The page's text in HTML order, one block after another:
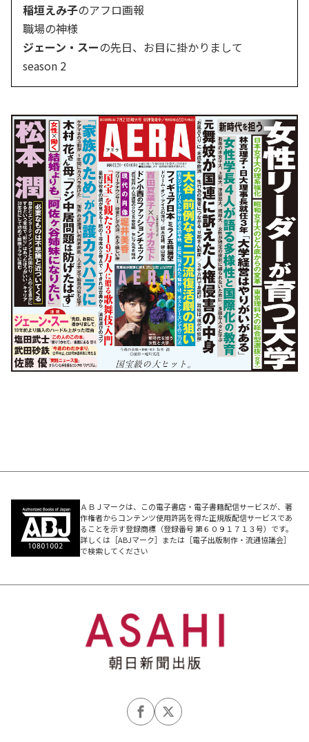
稲垣えみ子のアフロ画報
職場の神様
ジェーン・スーの先日、お目に掛かりまして
season 2
ＡＢＪマークは、この電子書店・電子書籍配信サービスが、著
作権者からコンテンツ使用許諾を得た正規版配信サービスであ
ることを示す登録商標（登録番号 第６０９１７１３号）です。
詳しくは［ABJマーク］または［電子出版制作・流通協議会］
で検索してください